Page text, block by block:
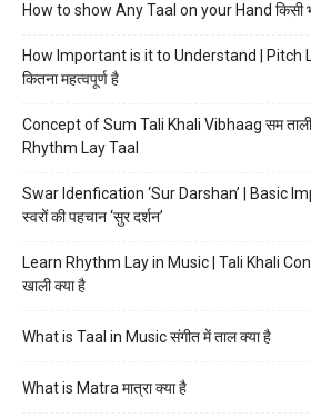
How to show Any Taal on your Hand किसी
How Important is it to Understand | Pitch
कितना महत्वपूर्ण है
Concept of Sum Tali Khali Vibhaag सम ताली
Rhythm Lay Taal
Swar Idenfication ‘Sur Darshan’ | Basic
स्वरों की पहचान ‘सुर दर्शन’
Learn Rhythm Lay in Music | Tali Khali
खाली क्या है
What is Taal in Music संगीत में ताल क्या है
What is Matra मात्रा क्या है